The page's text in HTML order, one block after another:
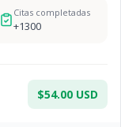
Citas completadas
+1300
$54.00 USD